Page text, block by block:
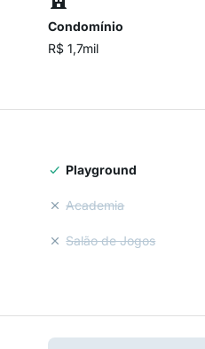
Condomínio
R$ 1,7mil
Playground
Academia
Salão de Jogos